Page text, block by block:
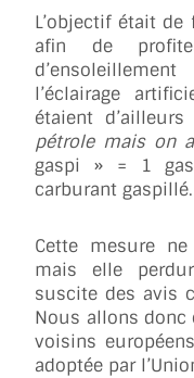
L’objectif était de
afin de
l’éclairage
étaient d’ailleurs
pétrole mais on
gaspi » = 1
carburant gaspillé.
Cette mesure
mais elle
suscite des avis
Nous allons donc
voisins
adoptée par